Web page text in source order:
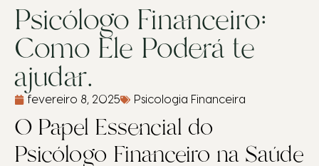
Psicólogo Financeiro:
Como Ele Poderá te
ajudar.
fevereiro 8, 2025 Psicologia Financeira
O Papel Essencial do
Psicólogo Financeiro na Saúde